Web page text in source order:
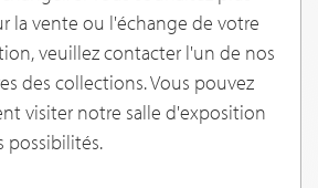
la vente ou l'échange de votre
veuillez contacter l'un de nos
des collections. Vous pouvez
visiter notre salle d'exposition
possibilités.